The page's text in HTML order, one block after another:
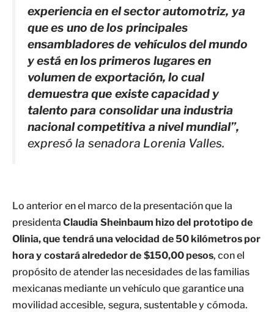
experiencia en el sector automotriz, ya
que es uno de los principales
ensambladores de vehículos del mundo
y está en los primeros lugares en
volumen de exportación, lo cual
demuestra que existe capacidad y
talento para consolidar una industria
nacional competitiva a nivel mundial”,
expresó la senadora Lorenia Valles.
Lo anterior en el marco de la presentación que la
presidentaClaudia Sheinbaum hizo del prototipo de
Olinia, que tendrá una velocidad de 50 kilómetros por
hora y costará alrededor de $150,00 pesos, con el
propósito de atender las necesidades de las familias
mexicanas mediante un vehículo que garantice una
movilidad accesible, segura, sustentable y cómoda.